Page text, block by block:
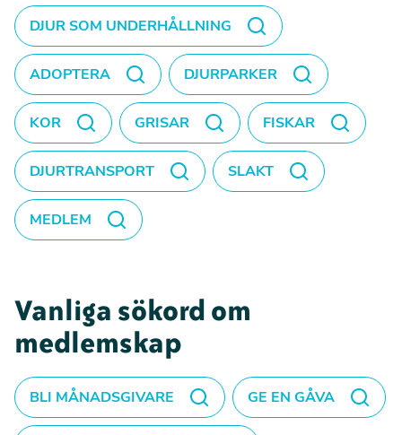
DJUR SOM UNDERHÅLLNING
ADOPTERA DJURPARKER
KOR GRISAR FISKAR
DJURTRANSPORT SLAKT
MEDLEM
Vanliga sökord om
medlemskap
BLI MÅNADSGIVARE GE EN GÅVA